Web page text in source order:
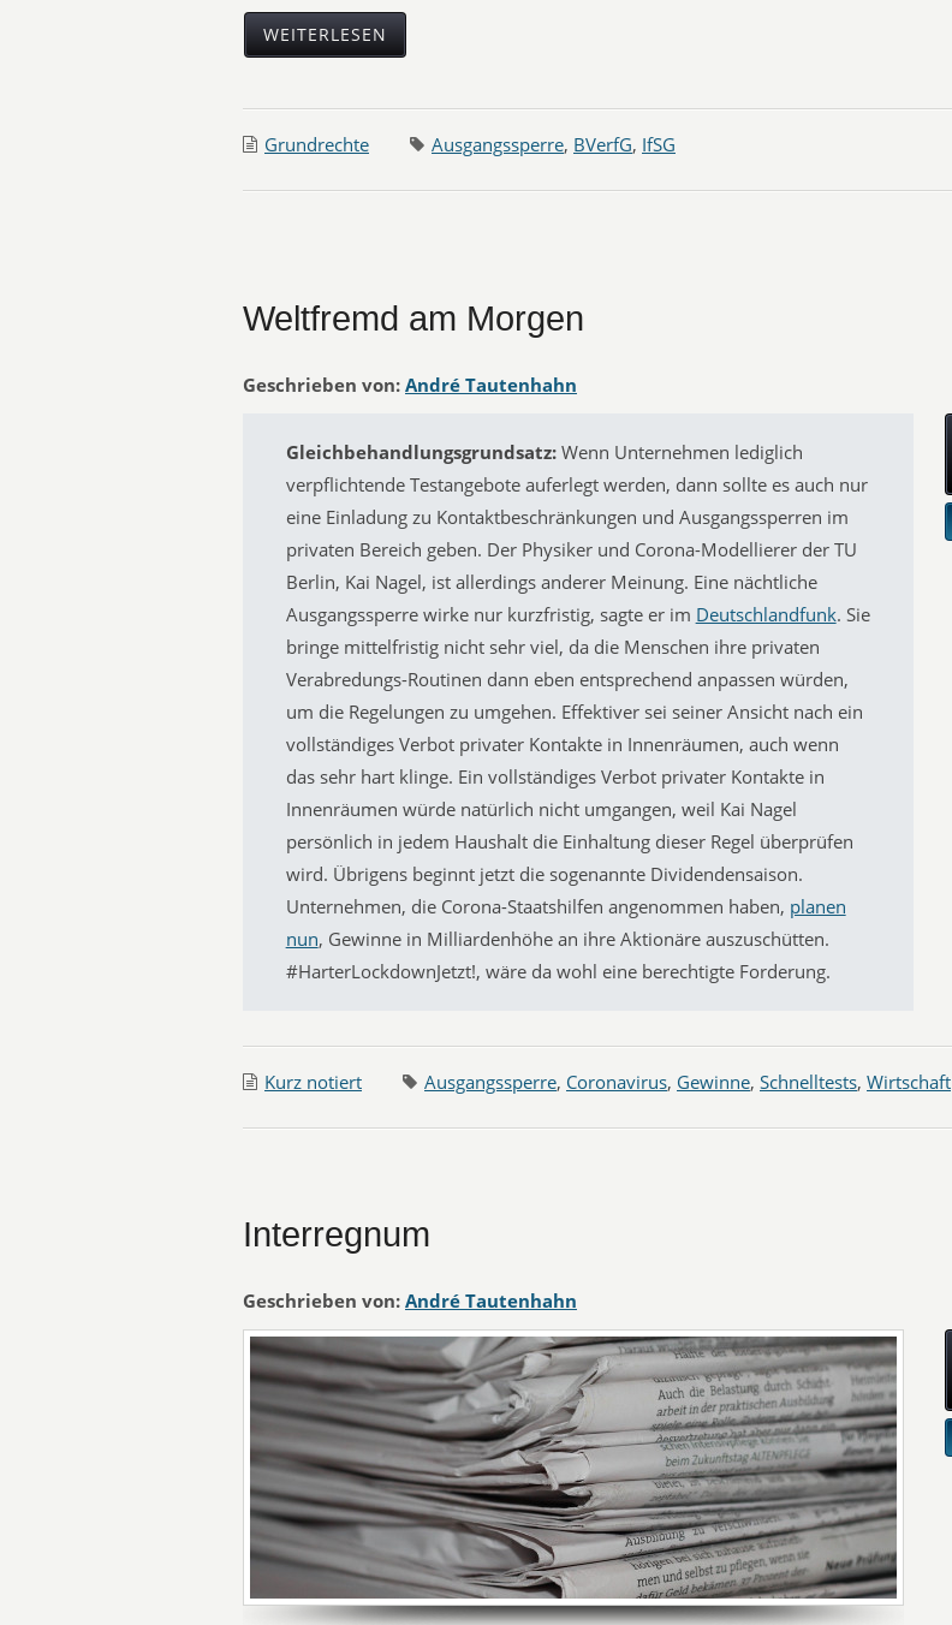
WEITERLESEN
Grundrechte Ausgangssperre, BVerfG, IfSG
Weltfremd am Morgen
Geschrieben von: André Tautenhahn
Gleichbehandlungsgrundsatz:Wenn Unternehmen lediglich
verpflichtende Testangebote auferlegt werden, dann sollte es auch nur
eine Einladung zu Kontaktbeschränkungen und Ausgangssperren im
privaten Bereich geben. Der Physiker und Corona-Modellierer der TU
Berlin, Kai Nagel, ist allerdings anderer Meinung. Eine nächtliche
Ausgangssperre wirke nur kurzfristig, sagte er im Deutschlandfunk. Sie
bringe mittelfristig nicht sehr viel, da die Menschen ihre privaten
Verabredungs-Routinen dann eben entsprechend anpassen würden,
um die Regelungen zu umgehen. Effektiver sei seiner Ansicht nach ein
vollständiges Verbot privater Kontakte in Innenräumen, auch wenn
das sehr hart klinge. Ein vollständiges Verbot privater Kontakte in
Innenräumen würde natürlich nicht umgangen, weil Kai Nagel
persönlich in jedem Haushalt die Einhaltung dieser Regel überprüfen
wird. Übrigens beginnt jetzt die sogenannte Dividendensaison.
Unternehmen, die Corona-Staatshilfen angenommen haben, planen
nun, Gewinne in Milliardenhöhe an ihre Aktionäre auszuschütten.
#HarterLockdownJetzt!, wäre da wohl eine berechtigte Forderung.
Kurz notiert Ausgangssperre, Coronavirus, Gewinne, Schnelltests, Wirtschaft
Interregnum
Geschrieben von: André Tautenhahn